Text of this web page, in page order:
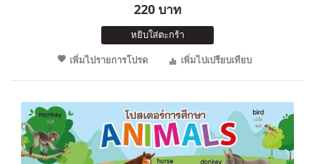
220 บาท
หยิบใส่ตะกร้า
เพิ่มไปรายการโปรด
เพิ่มไปเปรียบเทียบ